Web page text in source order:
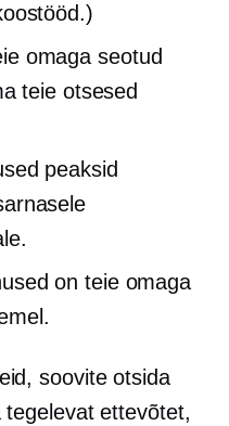
omaga seotud
teie otsesed
peaksid
on teie omaga
soovite otsida
ettevõtet,